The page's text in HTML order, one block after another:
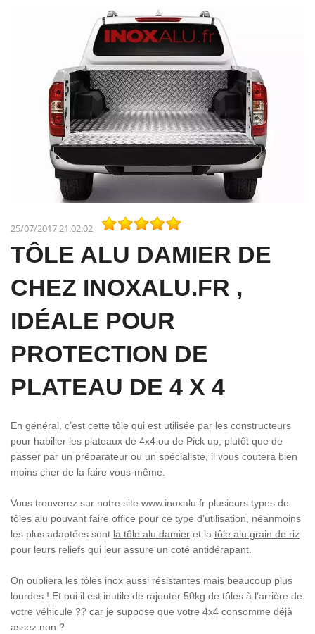
25/07/2017 21:02:02
TÔLE ALU DAMIER DE
CHEZ INOXALU.FR ,
IDÉALE POUR
PROTECTION DE
PLATEAU DE 4 X 4
En général, c’est cette tôle qui est utilisée par les constructeurs
pour habiller les plateaux de 4x4 ou de Pick up, plutôt que de
passer par un préparateur ou un spécialiste, il vous coutera bien
moins cher de la faire vous-même.
Vous trouverez sur notre site www.inoxalu.fr plusieurs types de
tôles alu pouvant faire office pour ce type d’utilisation, néanmoins
les plus adaptées sont la tôle alu damier et la tôle alu grain de riz
pour leurs reliefs qui leur assure un coté antidérapant.
On oubliera les tôles inox aussi résistantes mais beaucoup plus
lourdes ! Et oui il est inutile de rajouter 50kg de tôles à l’arrière de
votre véhicule ?? car je suppose que votre 4x4 consomme déjà
assez non ?